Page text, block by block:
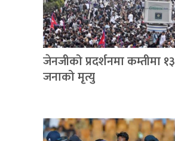
जेनजीको प्रदर्शनमा कम्तीमा १३
जनाको मृत्यु